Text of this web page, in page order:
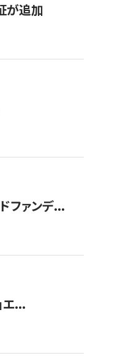
が追加
ファンデ...
エ...